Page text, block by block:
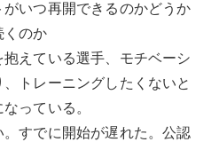
いつ再開できるのかどうか
くのか
えている選手、モチベーシ
トレーニングしたくないと
っている。
すでに開始が遅れた。公認